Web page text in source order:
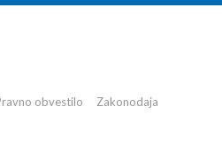
obvestilo Zakonodaja